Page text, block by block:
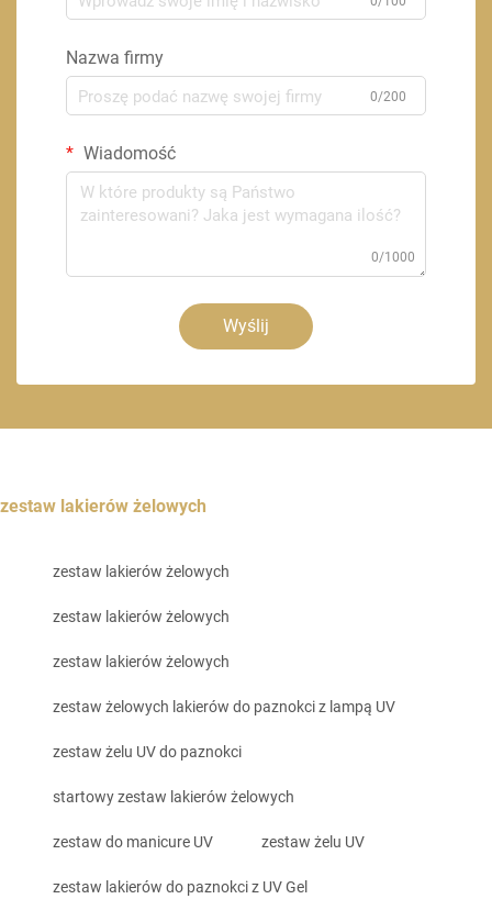
Nazwa firmy
0/200
Wiadomość
0/1000
Wyślij
zestaw lakierów żelowych
zestaw lakierów żelowych
zestaw lakierów żelowych
zestaw lakierów żelowych
zestaw żelowych lakierów do paznokci z lampą UV
zestaw żelu UV do paznokci
startowy zestaw lakierów żelowych
zestaw do manicure UV zestaw żelu UV
zestaw lakierów do paznokci z UV Gel